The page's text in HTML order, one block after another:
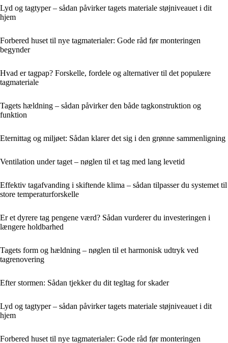
Lyd og tagtyper – sådan påvirker tagets materiale støjniveauet i dit
hjem
Forbered huset til nye tagmaterialer: Gode råd før monteringen
begynder
Hvad er tagpap? Forskelle, fordele og alternativer til det populære
tagmateriale
Tagets hældning – sådan påvirker den både tagkonstruktion og
funktion
Eternittag og miljøet: Sådan klarer det sig i den grønne sammenligning
Ventilation under taget – nøglen til et tag med lang levetid
Effektiv tagafvanding i skiftende klima – sådan tilpasser du systemet til
store temperaturforskelle
Er et dyrere tag pengene værd? Sådan vurderer du investeringen i
længere holdbarhed
Tagets form og hældning – nøglen til et harmonisk udtryk ved
tagrenovering
Efter stormen: Sådan tjekker du dit tegltag for skader
Lyd og tagtyper – sådan påvirker tagets materiale støjniveauet i dit
hjem
Forbered huset til nye tagmaterialer: Gode råd før monteringen